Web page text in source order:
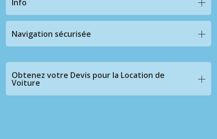
Info
Navigation sécurisée
Obtenez votre Devis pour la Location de
Voiture